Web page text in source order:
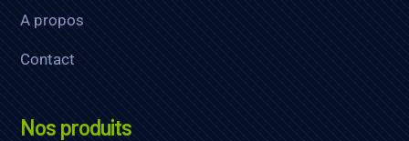
A propos
Contact
Nos produits